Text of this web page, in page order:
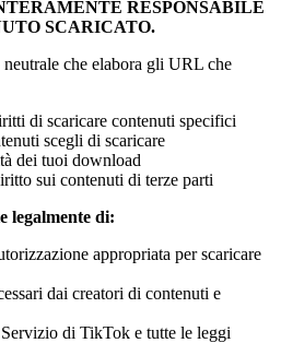
RESPONSABILE
SCARICATO.
che elabora gli URL che
di scaricare contenuti specifici
scegli di scaricare
dei tuoi download
sui contenuti di terze parti
legalmente di:
appropriata per scaricare
dai creatori di contenuti e
di TikTok e tutte le leggi